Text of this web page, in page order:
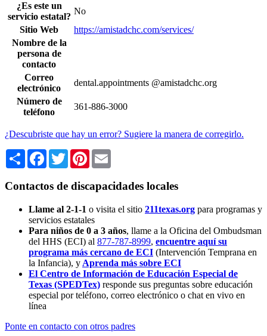
¿Es este un
servicio estatal?
No
Sitio Web
https://amistadchc.com/services/
Nombre de la
persona de
contacto
Correo
electrónico
dental.appointments @amistadchc.org
Número de
teléfono
361-886-3000
¿Descubriste que hay un error? Sugiere la manera de corregirlo.
Share Facebook
TwitterPinterest
Contactos de discapacidades locales
Llame al 2-1-1 o visita el sitio 211texas.org para programas y
servicios estatales
Para niños de 0 a 3 años, llame a la Oficina del Ombudsman
del HHS (ECI) al 877-787-8999, encuentre aquí su
programa más cercano de ECI (Intervención Temprana en
la Infancia), y Aprenda más sobre ECI
El Centro de Información de Educación Especial de
Texas (SPEDTex) responde sus preguntas sobre educación
especial por teléfono, correo electrónico o chat en vivo en
línea
Ponte en contacto con otros padres